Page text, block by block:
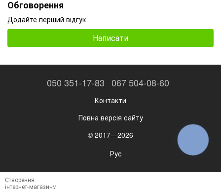
Обговорення
Додайте перший відгук
Написати
050 351-17-83 067 504-08-60
Контакти
Повна версія сайту
© 2017—2026
Рус
Створення
інтернет-магазину